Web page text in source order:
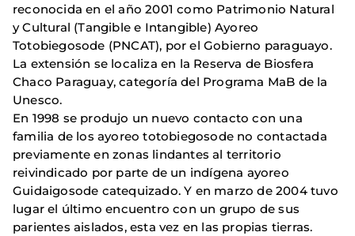
reconocida en el año 2001 como Patrimonio Natural
y Cultural (Tangible e Intangible) Ayoreo
Totobiegosode (PNCAT), por el Gobierno paraguayo.
La extensión se localiza en la Reserva de Biosfera
Chaco Paraguay, categoría del Programa MaB de la
Unesco.
En 1998 se produjo un nuevo contacto con una
familia de los ayoreo totobiegosode no contactada
previamente en zonas lindantes al territorio
reivindicado por parte de un indígena ayoreo
Guidaigosode catequizado. Y en marzo de 2004 tuvo
lugar el último encuentro con un grupo de sus
parientes aislados, esta vez en las propias tierras.